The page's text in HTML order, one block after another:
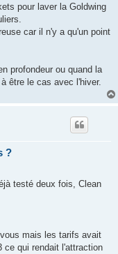
pour laver la Goldwing
car il n'y a qu'un point
profondeur ou quand la
être le cas avec l'hiver.
?
testé deux fois, Clean
mais les tarifs avait
ce qui rendait l'attraction